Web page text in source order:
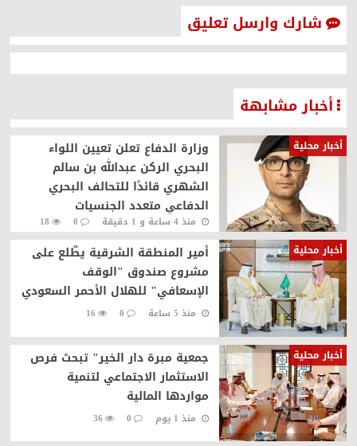
شارك وارسل تعليق
أخبار مشابهة
أخبار محلية
وزارة الدفاع تعلن تعيين اللواء
البحري الركن عبدالله بن سالم
الشهري قائدًا للتحالف البحري
الدفاعي متعدد الجنسيات
منذ 4 ساعة و 1 دقيقة 0
18
أخبار محلية
أمير المنطقة الشرقية يطّلع على
مشروع صندوق "الوقف
الإسعافي" للهلال الأحمر السعودي
منذ 5 ساعة 0
16
أخبار محلية
جمعية مبرة دار الخير" تبحث فرص
الاستثمار الاجتماعي لتنمية
مواردها المالية
منذ 1 يوم 0
36